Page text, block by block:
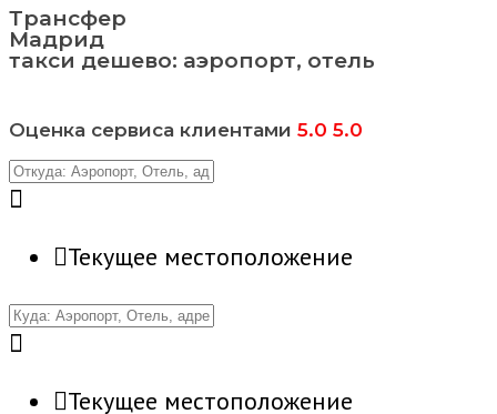
Трансфер
Мадрид
такси дешево: аэропорт, отель
Оценка сервиса клиентами 5.0 5.0
Текущее местоположение
Текущее местоположение